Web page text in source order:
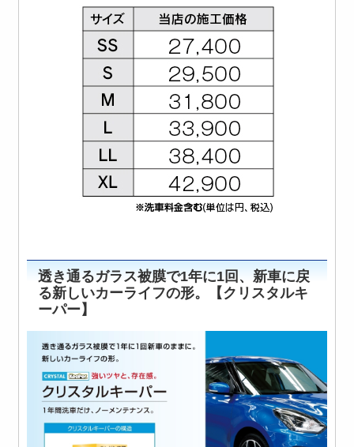
透き通るガラス被膜で1年に1回、新車に戻
る新しいカーライフの形。【クリスタルキ
ーパー】